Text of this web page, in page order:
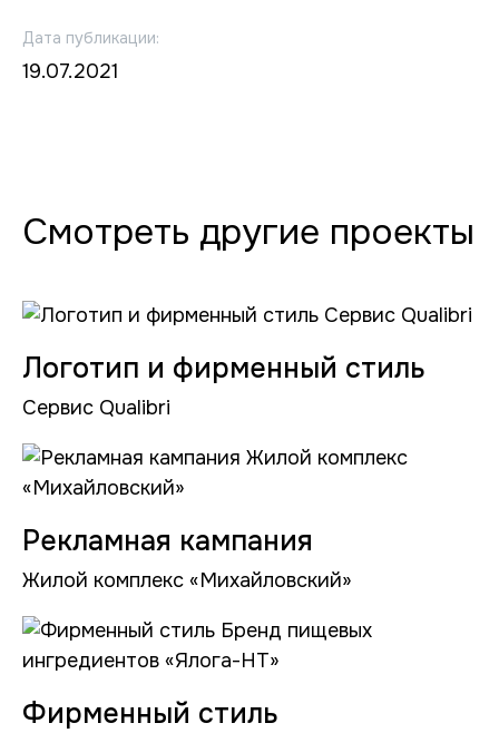
Дата публикации:
19.07.2021
Смотреть другие проекты
Логотип и фирменный стиль
Сервис Qualibri
Рекламная кампания
Жилой комплекс «Михайловский»
Фирменный стиль